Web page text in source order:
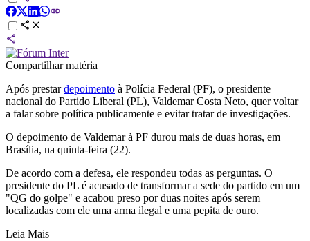
Compartilhar matéria
Após prestardepoimento à Polícia Federal (PF), o presidente
nacional do Partido Liberal (PL), Valdemar Costa Neto, quer voltar
a falar sobre política publicamente e evitar tratar de investigações.
O depoimento de Valdemar à PF durou mais de duas horas, em
Brasília, na quinta-feira (22).
De acordo com a defesa, ele respondeu todas as perguntas. O
presidente do PL é acusado de transformar a sede do partido em um
"QG do golpe" e acabou preso por duas noites após serem
localizadas com ele uma arma ilegal e uma pepita de ouro.
Leia Mais